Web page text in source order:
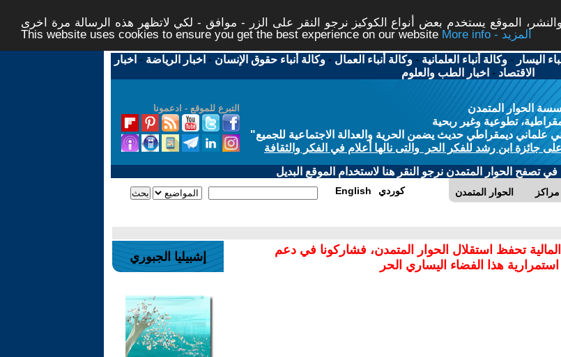
الموقع يستخدم بعض أنواع الكوكيز نرجو النقر على الزر - موافق - لكي لاتظهر هذه الرسالة مرة اخرى -
This website uses cookies to ensure you get the best experience on our website
More info - المزيد
اليسار -وكالة أنباء العلمانية -وكالة أنباء العمال -وكالة أنباء حقوق الإنسان - اخبار الرياضة - اخبار
الاقتصاد - اخبار الطب والعلوم
التبرع للموقع - ادعمونا
الحوار المتمدن
تطوعية وغير ربحية
ديمقراطي حديث يضمن الحرية والعدالة الاجتماعية للجميع"
جائزة ابن رشد للفكر الحر والتى نالها أعلام في الفكر والثقافة
في تصفح الحوار المتمدن نرجو النقر هنا لاستخدام الموقع البديل
الحوار المتمدن مراكز English كوردي
تحفظ استقلال الحوار المتمدن، فشاركونا في دعم
استمرارية هذا الفضاء اليساري الحر
إشبيليا الجبوري